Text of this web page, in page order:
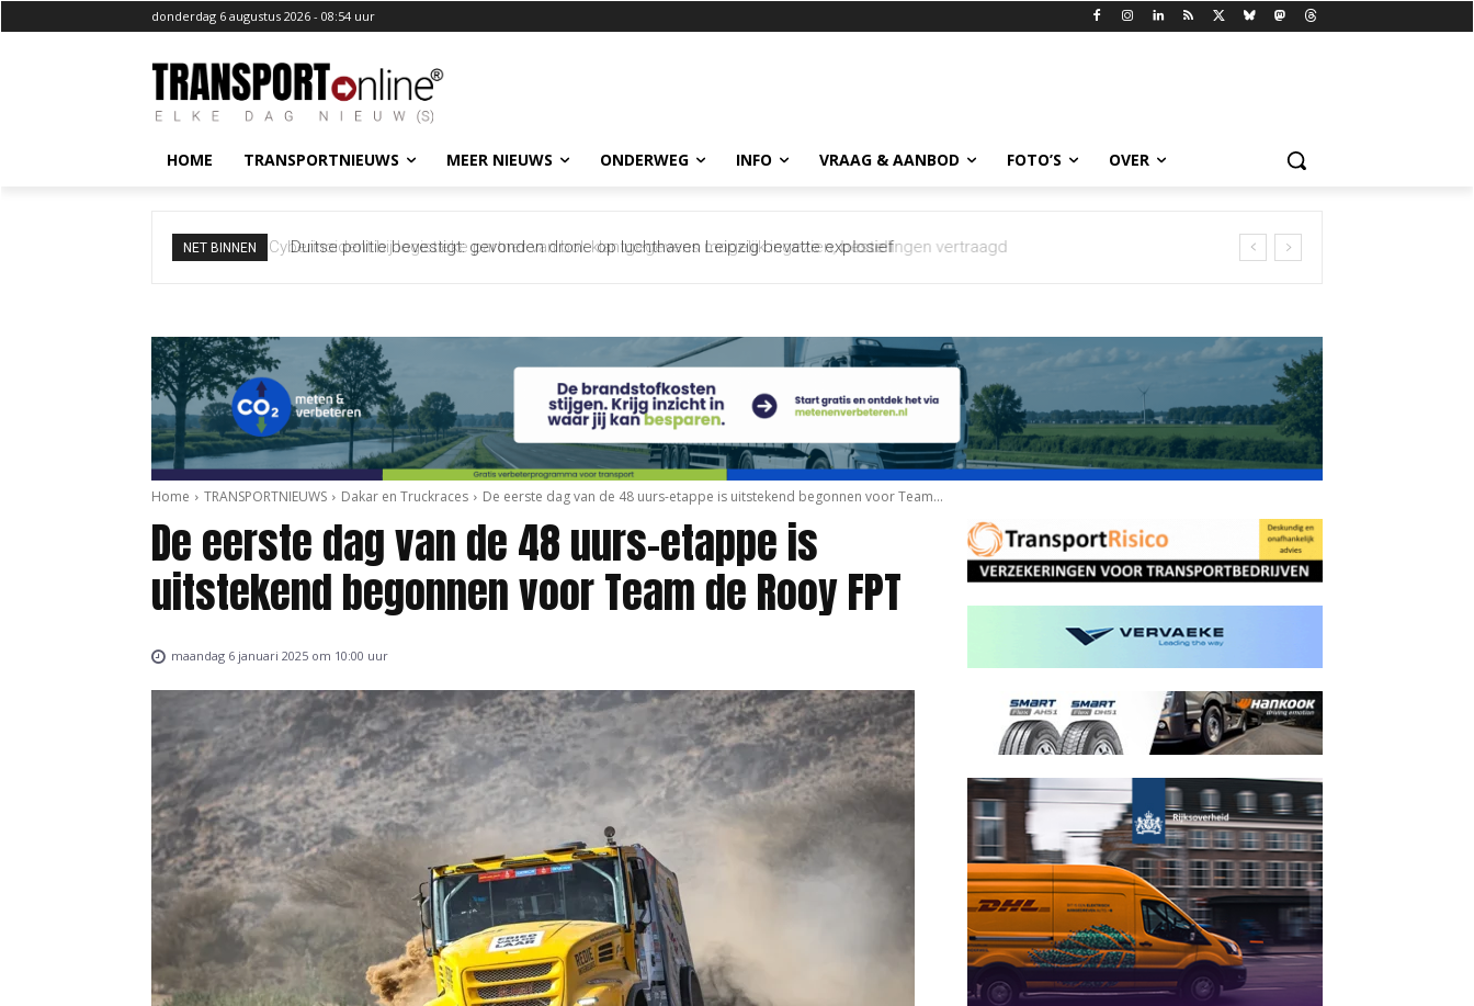
donderdag 6 augustus 2026 - 08:54 uur
HOME TRANSPORTNIEUWS MEER NIEUWS ONDERWEG INFO VRAAG & AANBOD FOTO’S OVER
NET BINNEN Duitse politie bevestigt: gevonden drone op luchthaven Leipzig bevatte explosief
Home TRANSPORTNIEUWS Dakar en Truckraces De eerste dag van de 48 uurs-etappe is uitstekend begonnen voor Team...
De eerste dag van de 48 uurs-etappe is
uitstekend begonnen voor Team de Rooy FPT
maandag 6 januari 2025 om 10:00 uur